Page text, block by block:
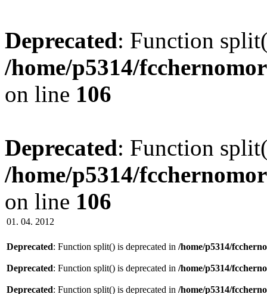
Deprecated: Function
/home/p5314/
on line 106
Deprecated: Function
/home/p5314/
on line 106
01. 04. 2012
Deprecated: Function split() is deprecated in /home/p5314/
Deprecated: Function split() is deprecated in /home/p5314/
Deprecated: Function split() is deprecated in /home/p5314/